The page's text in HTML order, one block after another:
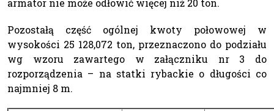
armator nie może odłowić więcej niż 20 ton.
Pozostałą część ogólnej kwoty połowowej w
wysokości 25 128,072 ton, przeznaczono do podziału
wg wzoru zawartego w załączniku nr 3 do
rozporządzenia – na statki rybackie o długości co
najmniej 8 m.